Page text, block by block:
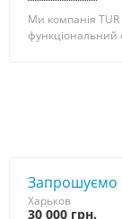
Ми компанія
функціональний
Запрошуємо
Харьков
30 000 грн.